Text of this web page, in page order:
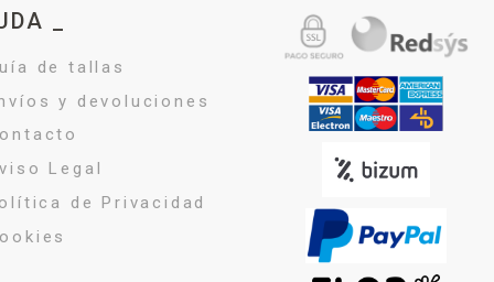
_
de tallas
y devoluciones
Legal
de Privacidad